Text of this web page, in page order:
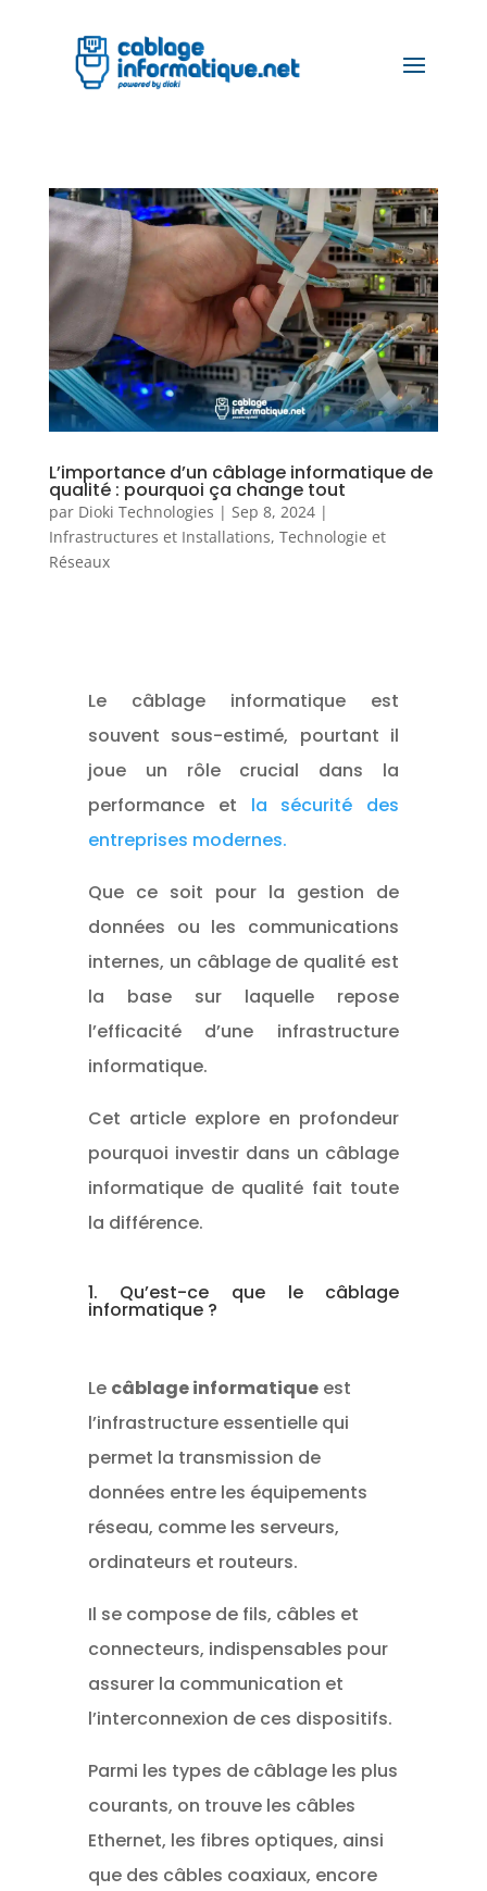
L’importance d’un câblage informatique de
qualité : pourquoi ça change tout
par Dioki Technologies | Sep 8, 2024|
Infrastructures et Installations, Technologie et
Réseaux
Le câblage informatique est
souvent sous-estimé, pourtant il
joue un rôle crucial dans la
performance et la sécurité des
entreprises modernes.
Que ce soit pour la gestion de
données ou les communications
internes, un câblage de qualité est
la base sur laquelle repose
l’efficacité d’une infrastructure
informatique.
Cet article explore en profondeur
pourquoi investir dans un câblage
informatique de qualité fait toute
la différence.
1. Qu’est-ce que le câblage
informatique ?
Le câblage informatiqueest
l’infrastructure essentielle qui
permet la transmission de
données entre les équipements
réseau, comme les serveurs,
ordinateurs et routeurs.
Il se compose de fils, câbles et
connecteurs, indispensables pour
assurer la communication et
l’interconnexion de ces dispositifs.
Parmi les types de câblage les plus
courants, on trouve les câbles
Ethernet, les fibres optiques, ainsi
que des câbles coaxiaux, encore